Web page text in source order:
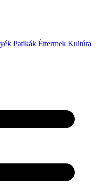
Patikák Éttermek Kultúra